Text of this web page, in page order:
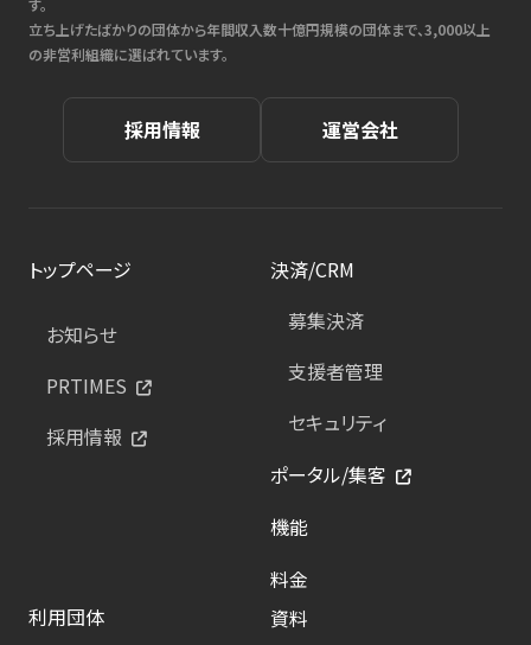
立ち上げたばかりの団体から年間収入数十億円規模の団体まで、3,000以上
の非営利組織に選ばれています。
採用情報 運営会社
トップページ
お知らせ
PRTIMES
採用情報
決済/CRM
募集決済
支援者管理
セキュリティ
ポータル/集客
機能
料金
利用団体
資料